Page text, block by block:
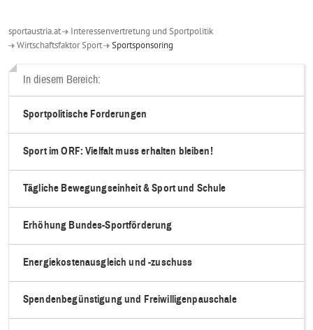
sportaustria.at
Interessenvertretung und Sportpolitik
Wirtschaftsfaktor Sport
Sportsponsoring
In diesem Bereich:
Sportpolitische Forderungen
Sport im ORF: Vielfalt muss erhalten bleiben!
Tägliche Bewegungseinheit & Sport und Schule
Erhöhung Bundes-Sportförderung
Energiekostenausgleich und -zuschuss
Spendenbegünstigung und Freiwilligenpauschale